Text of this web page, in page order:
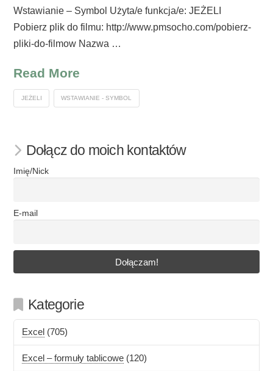
Wstawianie – Symbol Użyta/e funkcja/e: JEŻELI
Pobierz plik do filmu: http://www.pmsocho.com/pobierz-
pliki-do-filmow Nazwa …
Read More
JEŻELI WSTAWIANIE - SYMBOL
Dołącz do moich kontaktów
Imię/Nick
E-mail
Kategorie
Excel (705)
Excel – formuły tablicowe (120)